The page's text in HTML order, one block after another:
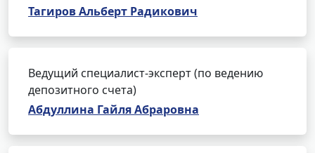
Тагиров Альберт Радикович
Ведущий специалист-эксперт (по ведению
депозитного счета)
Абдуллина Гайля Абраровна